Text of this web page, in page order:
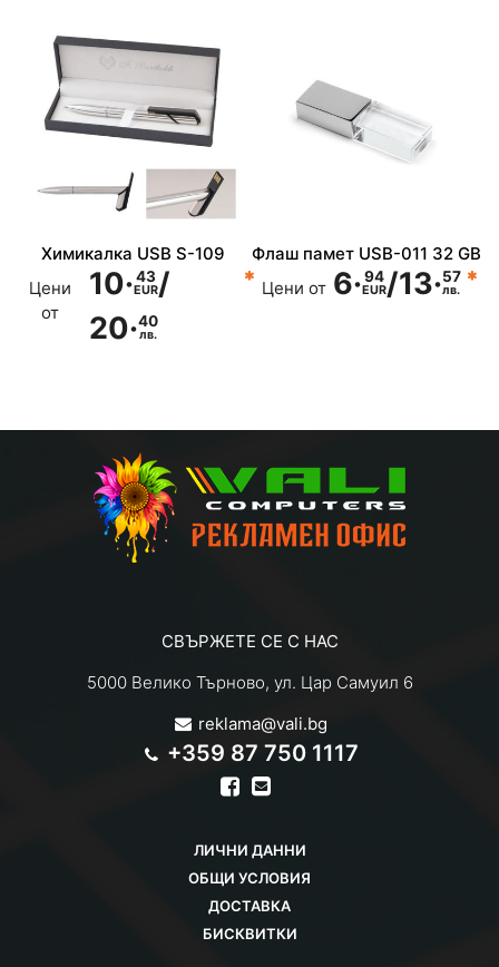
Химикалка USB S-109
Цени
от
10·43
EUR/
20·40
лв.
Флаш памет USB-011 32 GB
Цени от 6·94
EUR/13·57
лв.
СВЪРЖЕТЕ СЕ С НАС
5000 Велико Търново, ул. Цар Самуил 6
reklama@vali.bg
+359 87 750 1117
ЛИЧНИ ДАННИ
ОБЩИ УСЛОВИЯ
ДОСТАВКА
БИСКВИТКИ